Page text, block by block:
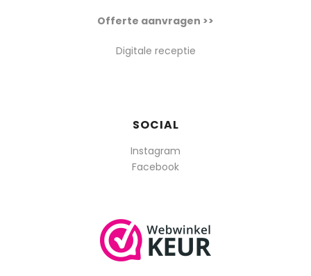
Offerte aanvragen >>
Digitale receptie
SOCIAL
Instagram
Facebook